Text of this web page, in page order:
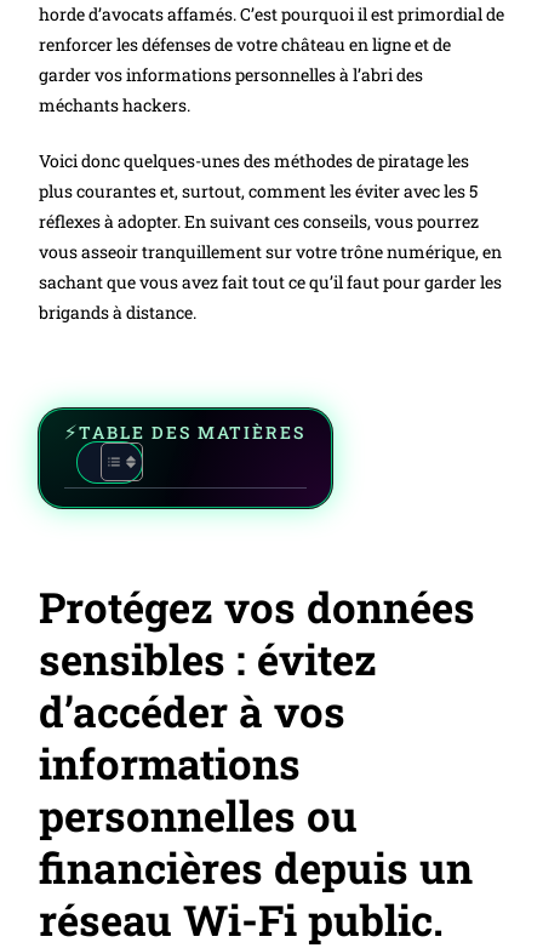
horde d’avocats affamés. C’est pourquoi il est primordial de
renforcer les défenses de votre château en ligne et de
garder vos informations personnelles à l’abri des
méchants hackers.
Voici donc quelques-unes des méthodes de piratage les
plus courantes et, surtout, comment les éviter avec les 5
réflexes à adopter. En suivant ces conseils, vous pourrez
vous asseoir tranquillement sur votre trône numérique, en
sachant que vous avez fait tout ce qu’il faut pour garder les
brigands à distance.
TABLE DES MATIÈRES
Protégez vos données
sensibles : évitez
d’accéder à vos
informations
personnelles ou
financières depuis un
réseau Wi-Fi public.